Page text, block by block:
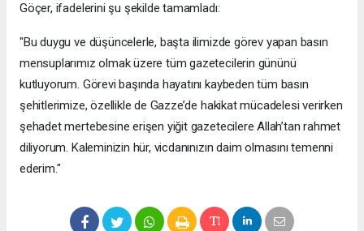
Göçer, ifadelerini şu şekilde tamamladı:
"Bu duygu ve düşüncelerle, başta ilimizde görev yapan basın
mensuplarımız olmak üzere tüm gazetecilerin gününü
kutluyorum. Görevi başında hayatını kaybeden tüm basın
şehitlerimize, özellikle de Gazze’de hakikat mücadelesi verirken
şehadet mertebesine erişen yiğit gazetecilere Allah’tan rahmet
diliyorum. Kaleminizin hür, vicdanınızın daim olmasını temenni
ederim."